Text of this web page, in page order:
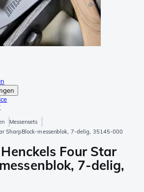
Messensets
SharpBlock-messenblok, 7-delig, 35145-000
Four Star
7-delig,